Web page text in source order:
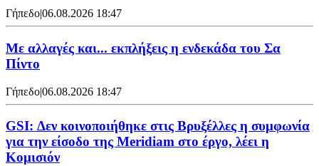
Γήπεδο|06.08.2026 18:47
Με αλλαγές και... εκπλήξεις η ενδεκάδα του Σα
Πίντο
Γήπεδο|06.08.2026 18:47
GSI: Δεν κοινοποιήθηκε στις Βρυξέλλες η συμφωνία
για την είσοδο της Meridiam στο έργο, λέει η
Κομισιόν